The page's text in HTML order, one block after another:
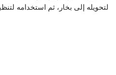
لتحويله إلى بخار، ثم استخدامه